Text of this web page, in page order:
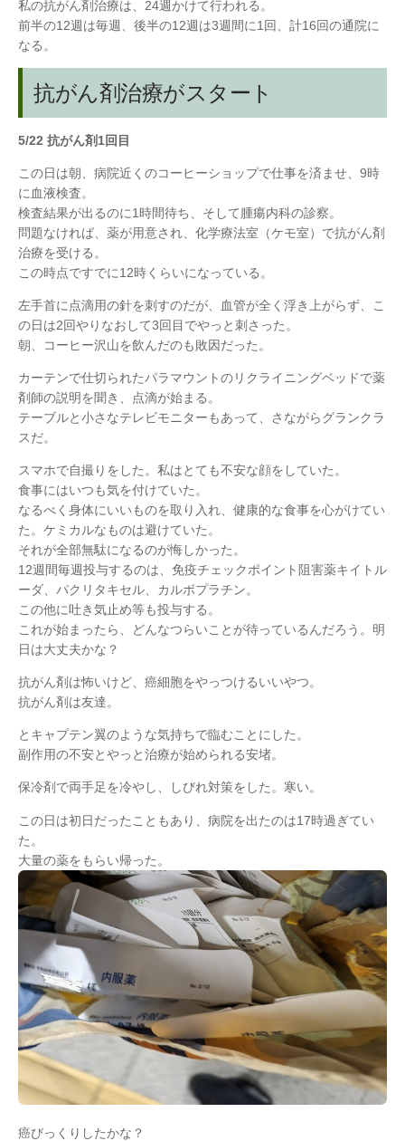
私の抗がん剤治療は、24週かけて行われる。
前半の12週は毎週、後半の12週は3週間に1回、計16回の通院に
なる。
抗がん剤治療がスタート
5/22 抗がん剤1回目
この日は朝、病院近くのコーヒーショップで仕事を済ませ、9時
に血液検査。
検査結果が出るのに1時間待ち、そして腫瘍内科の診察。
問題なければ、薬が用意され、化学療法室（ケモ室）で抗がん剤
治療を受ける。
この時点ですでに12時くらいになっている。
左手首に点滴用の針を刺すのだが、血管が全く浮き上がらず、こ
の日は2回やりなおして3回目でやっと刺さった。
朝、コーヒー沢山を飲んだのも敗因だった。
カーテンで仕切られたパラマウントのリクライニングベッドで薬
剤師の説明を聞き、点滴が始まる。
テーブルと小さなテレビモニターもあって、さながらグランクラ
スだ。
スマホで自撮りをした。私はとても不安な顔をしていた。
食事にはいつも気を付けていた。
なるべく身体にいいものを取り入れ、健康的な食事を心がけてい
た。ケミカルなものは避けていた。
それが全部無駄になるのが悔しかった。
12週間毎週投与するのは、免疫チェックポイント阻害薬キイトル
ーダ、パクリタキセル、カルボプラチン。
この他に吐き気止め等も投与する。
これが始まったら、どんなつらいことが待っているんだろう。明
日は大丈夫かな？
抗がん剤は怖いけど、癌細胞をやっつけるいいやつ。
抗がん剤は友達。
とキャプテン翼のような気持ちで臨むことにした。
副作用の不安とやっと治療が始められる安堵。
保冷剤で両手足を冷やし、しびれ対策をした。寒い。
この日は初日だったこともあり、病院を出たのは17時過ぎてい
た。
大量の薬をもらい帰った。
癌びっくりしたかな？